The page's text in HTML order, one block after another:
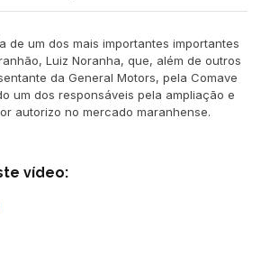
de um dos mais importantes importantes
Luiz Noranha, que, além de outros
da General Motors, pela Comave
um dos responsáveis pela ampliação e
autorizo no mercado maranhense.
vídeo: